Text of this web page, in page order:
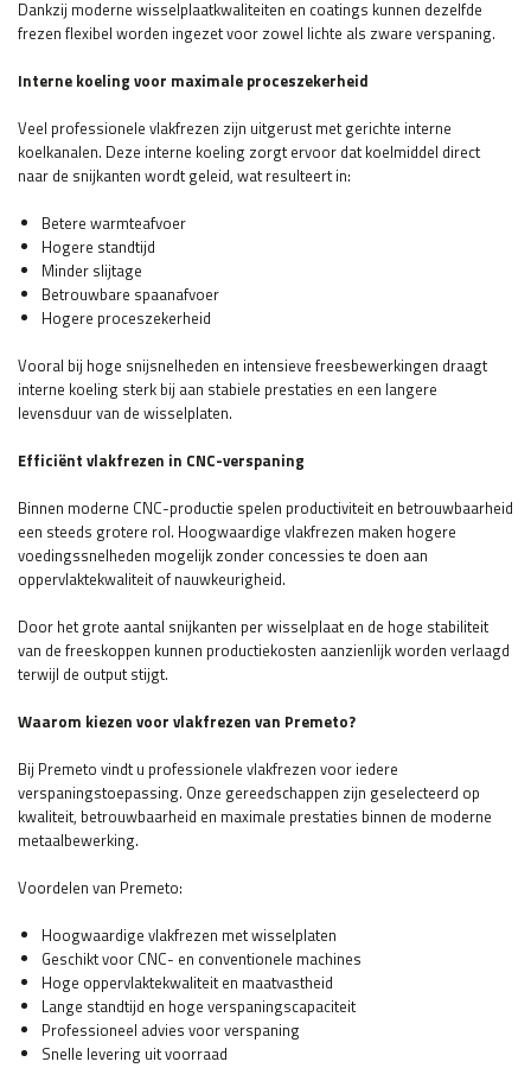
Dankzij moderne wisselplaatkwaliteiten en coatings kunnen dezelfde
frezen flexibel worden ingezet voor zowel lichte als zware verspaning.
Interne koeling voor maximale proceszekerheid
Veel professionele vlakfrezen zijn uitgerust met gerichte interne
koelkanalen. Deze interne koeling zorgt ervoor dat koelmiddel direct
naar de snijkanten wordt geleid, wat resulteert in:
Betere warmteafvoer
Hogere standtijd
Minder slijtage
Betrouwbare spaanafvoer
Hogere proceszekerheid
Vooral bij hoge snijsnelheden en intensieve freesbewerkingen draagt
interne koeling sterk bij aan stabiele prestaties en een langere
levensduur van de wisselplaten.
Efficiënt vlakfrezen in CNC-verspaning
Binnen moderne CNC-productie spelen productiviteit en betrouwbaarheid
een steeds grotere rol. Hoogwaardige vlakfrezen maken hogere
voedingssnelheden mogelijk zonder concessies te doen aan
oppervlaktekwaliteit of nauwkeurigheid.
Door het grote aantal snijkanten per wisselplaat en de hoge stabiliteit
van de freeskoppen kunnen productiekosten aanzienlijk worden verlaagd
terwijl de output stijgt.
Waarom kiezen voor vlakfrezen van Premeto?
Bij Premeto vindt u professionele vlakfrezen voor iedere
verspaningstoepassing. Onze gereedschappen zijn geselecteerd op
kwaliteit, betrouwbaarheid en maximale prestaties binnen de moderne
metaalbewerking.
Voordelen van Premeto:
Hoogwaardige vlakfrezen met wisselplaten
Geschikt voor CNC- en conventionele machines
Hoge oppervlaktekwaliteit en maatvastheid
Lange standtijd en hoge verspaningscapaciteit
Professioneel advies voor verspaning
Snelle levering uit voorraad